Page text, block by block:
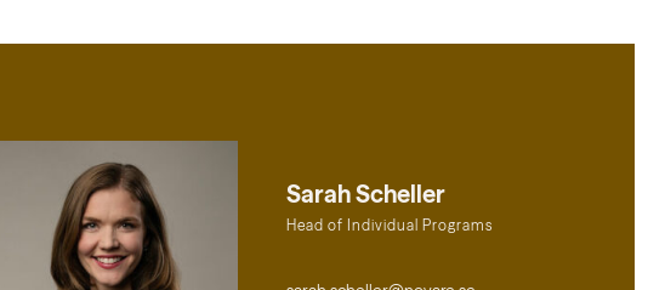
Sarah Scheller
Head of Individual Programs